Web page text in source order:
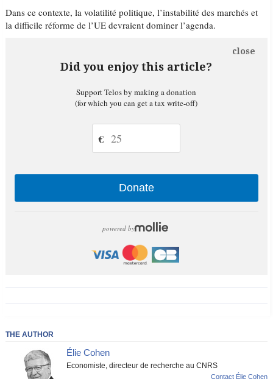
Dans ce contexte, la volatilité politique, l’instabilité des marchés et
la difficile réforme de l’UE devraient dominer l’agenda.
Did you enjoy this article?
close
Support Telos by making a donation
(for which you can get a tax write-off)
€
Donate
powered by
THE AUTHOR
Élie Cohen
Economiste, directeur de recherche au CNRS
Contact Élie Cohen